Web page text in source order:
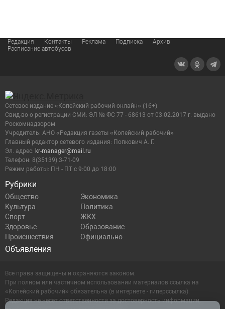
Редакция Контакты Реклама Подписка
Архив
Расписание автобусов
Рубрики
Общество
Экономика
Культура
Политика
Спорт
ЖКХ
Здоровье
Образование
Происшествия
Официально
Объявления
Сетевое издание «Копейский рабочий онлайн» (16+)
Cвид-во о регистрации СМИ: ЭЛ № ФС 77 - 68613 от 03.02.2017 г. выдано
Роскомнадзором
Учредитель: АНО «Редакция газеты «Копейский рабочий»
Главный редактор сетевого издания: Попкович А. Г.
Эл. адрес: kr-manager@mail.ru
Телефон: 8(35139) 3-71-09
Режим работы: ПН - ПТ с 9:00 до 18:00
Все права защищены и охраняются законом.
При полном или частичном использовании материалов ссылка на
«Копейский рабочий» обязательна (в интернете - гиперссылка).
Редакция не несет ответственности за достоверность информации,